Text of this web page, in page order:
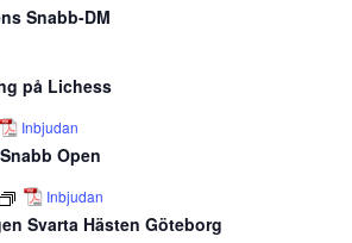
Snabb-DM
på Lichess
Inbjudan
Open
Inbjudan
Svarta Hästen Göteborg